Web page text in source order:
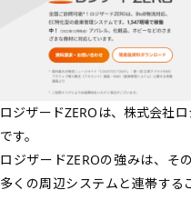
ロジザードZEROは、株式会社
です。
ロジザードZEROの強みは、そ
多くの周辺システムと連帯す